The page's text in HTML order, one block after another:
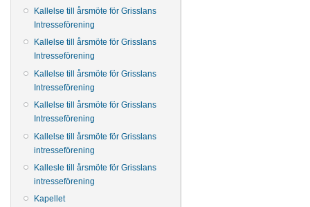
Kallelse till årsmöte för Grisslans
Intresseförening
Kallelse till årsmöte för Grisslans
Intresseförening
Kallelse till årsmöte för Grisslans
Intresseförening
Kallelse till årsmöte för Grisslans
Intresseförening
Kallelse till årsmöte för Grisslans
intresseförening
Kallesle till årsmöte för Grisslans
intresseförening
Kapellet